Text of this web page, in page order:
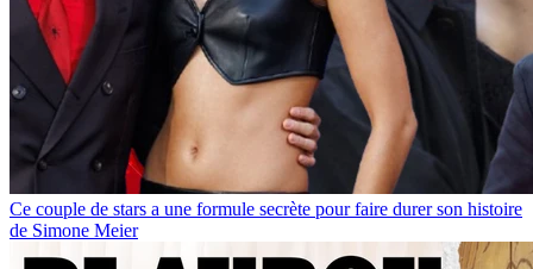
Ce couple de stars a une formule secrète pour faire durer son histoire
de Simone Meier